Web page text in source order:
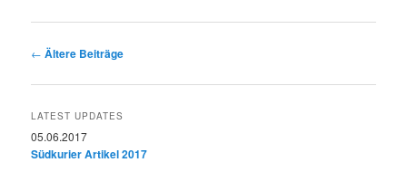
Beitrags-
← Ältere Beiträge
LATEST UPDATES
05.06.2017
Südkurier Artikel 2017